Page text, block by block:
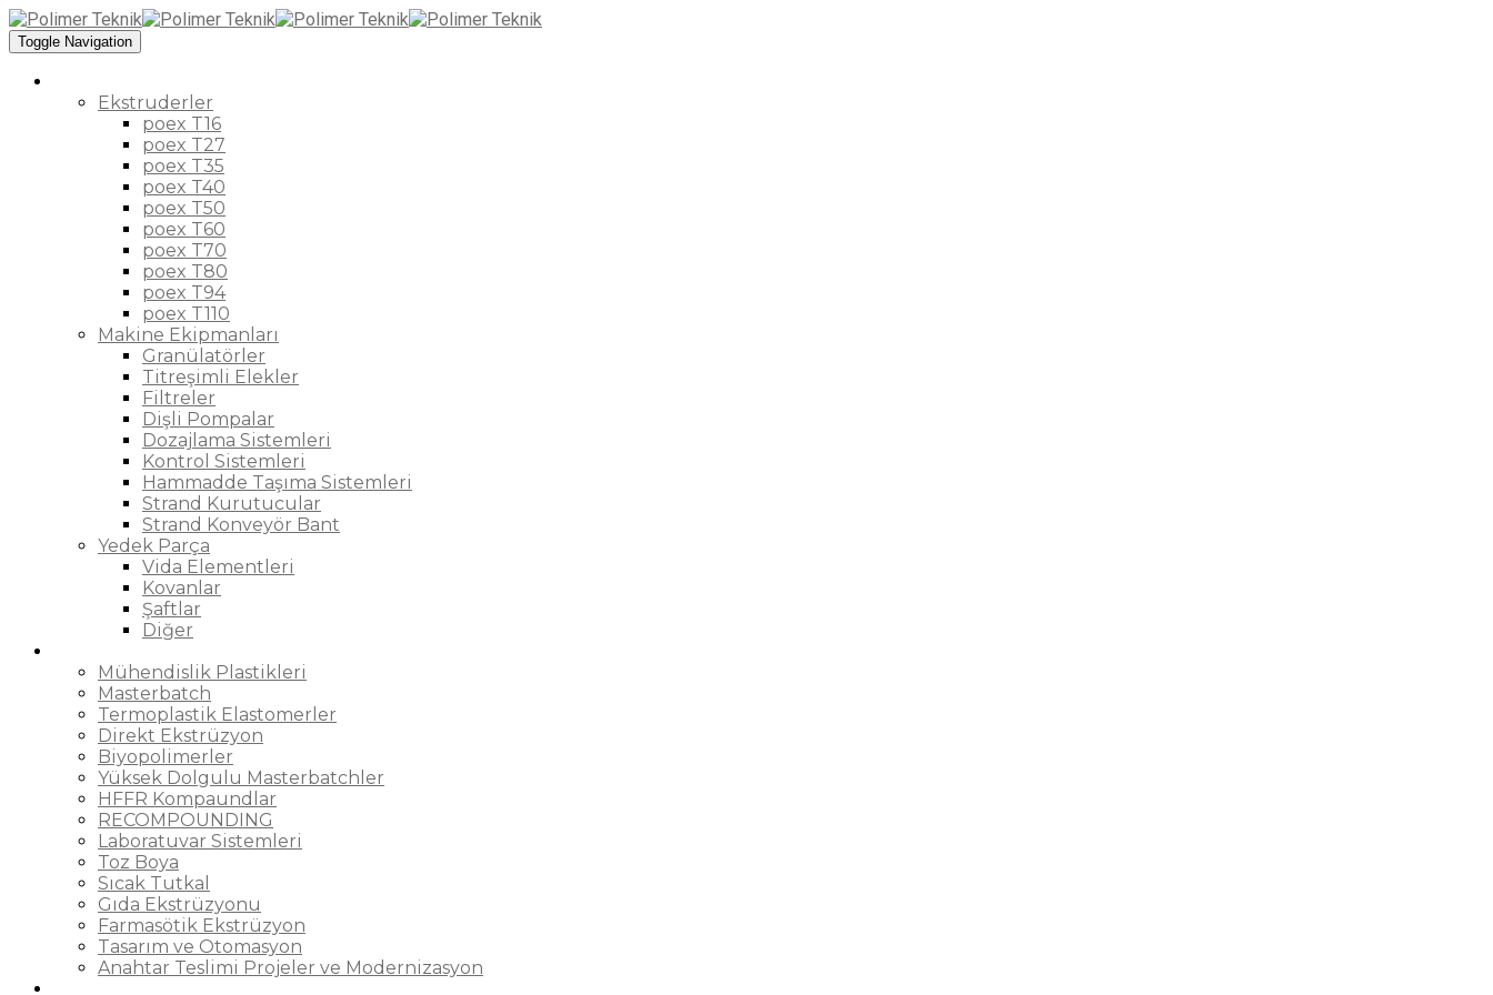
Toggle Navigation
Ekstruderler
poex T16
poex T27
poex T35
poex T40
poex T50
poex T60
poex T70
poex T80
poex T94
poex T110
Makine Ekipmanları
Granülatörler
Titreşimli Elekler
Filtreler
Dişli Pompalar
Dozajlama Sistemleri
Kontrol Sistemleri
Hammadde Taşıma Sistemleri
Strand Kurutucular
Strand Konveyör Bant
Yedek Parça
Vida Elementleri
Kovanlar
Şaftlar
Diğer
Mühendislik Plastikleri
Masterbatch
Termoplastik Elastomerler
Direkt Ekstrüzyon
Biyopolimerler
Yüksek Dolgulu Masterbatchler
HFFR Kompaundlar
RECOMPOUNDING
Laboratuvar Sistemleri
Toz Boya
Sıcak Tutkal
Gıda Ekstrüzyonu
Farmasötik Ekstrüzyon
Tasarım ve Otomasyon
Anahtar Teslimi Projeler ve Modernizasyon